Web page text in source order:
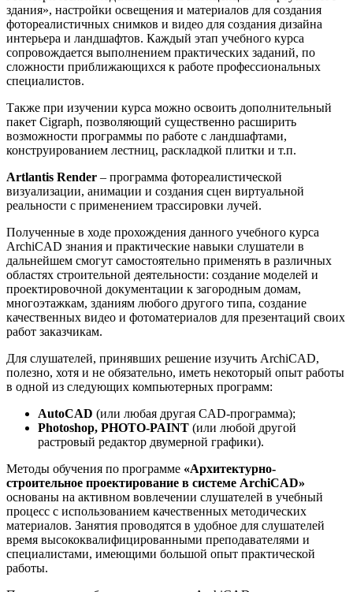
здания», настройки освещения и материалов для создания
фотореалистичных снимков и видео для создания дизайна
интерьера и ландшафтов. Каждый этап учебного курса
сопровождается выполнением практических заданий, по
сложности приближающихся к работе профессиональных
специалистов.
Также при изучении курса можно освоить дополнительный
пакет Cigraph, позволяющий существенно расширить
возможности программы по работе с ландшафтами,
конструированием лестниц, раскладкой плитки и т.п.
Artlantis Render – программа фотореалистической
визуализации, анимации и создания сцен виртуальной
реальности с применением трассировки лучей.
Полученные в ходе прохождения данного учебного курса
ArchiCAD знания и практические навыки слушатели в
дальнейшем смогут самостоятельно применять в различных
областях строительной деятельности: создание моделей и
проектировочной документации к загородным домам,
многоэтажкам, зданиям любого другого типа, создание
качественных видео и фотоматериалов для презентаций своих
работ заказчикам.
Для слушателей, принявших решение изучить ArchiCAD,
полезно, хотя и не обязательно, иметь некоторый опыт работы
в одной из следующих компьютерных программ:
AutoCAD (или любая другая CAD-программа);
Photoshop, PHOTO-PAINT (или любой другой
растровый редактор двумерной графики).
Методы обучения по программе «Архитектурно-
строительное проектирование в системе ArchiCAD»
основаны на активном вовлечении слушателей в учебный
процесс с использованием качественных методических
материалов. Занятия проводятся в удобное для слушателей
время высококвалифицированными преподавателями и
специалистами, имеющими большой опыт практической
работы.